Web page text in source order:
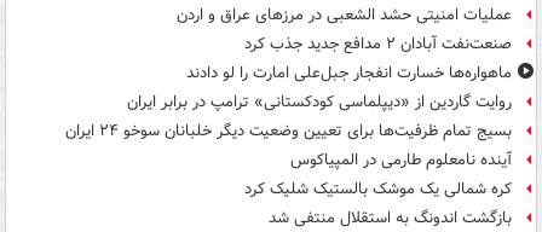
عملیات امنیتی حشد الشعبی در مرزهای عراق و اردن
صنعت‌نفت آبادان ۲ مدافع جدید جذب کرد
ماهواره‌ها خسارت انفجار جبل‌علی امارت را لو دادند
روایت گاردین از «دیپلماسی کودکستانی» ترامپ در برابر ایران
بسیج تمام ظرفیت‌ها برای تعیین وضعیت دیگر خلبانان سوخو ۲۴ ایران
آینده نامعلوم طارمی در المپیاکوس
کره شمالی یک موشک بالستیک شلیک کرد
بازگشت اندونگ به استقلال منتفی شد